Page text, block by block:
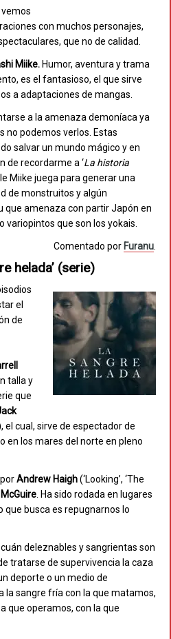
con muchos personajes,
que no de calidad.
Miike. Humor, aventura y trama
es el fantasioso, el que sirve
a adaptaciones de mangas.
a la amenaza demoníaca ya
no podemos verlos. Estas
salvar un mundo mágico y en
de recordarme a ‘La historia
Miike juega para generar una
de monstruitos y algún
que amenaza con partir Japón en
variopintos que son los yokais.
Comentado por Furanu.
helada’ (serie)
el
de
talla y
que
el cual, sirve de espectador de
en los mares del norte en pleno
Andrew Haigh(‘Looking’, ‘The
McGuire. Ha sido rodada en lugares
que busca es repugnarnos lo
deleznables y sangrientas son
tratarse de supervivencia la caza
deporte o un medio de
la sangre fría con la que matamos,
que operamos, con la que